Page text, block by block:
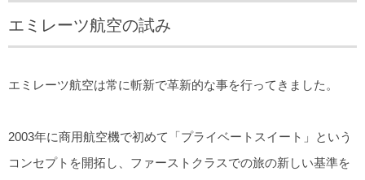
エミレーツ航空の試み
エミレーツ航空は常に斬新で革新的な事を行ってきました。
2003年に商用航空機で初めて「プライベートスイート」という
コンセプトを開拓し、ファーストクラスでの旅の新しい基準を